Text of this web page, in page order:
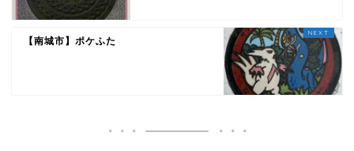
【南城市】ポケふた